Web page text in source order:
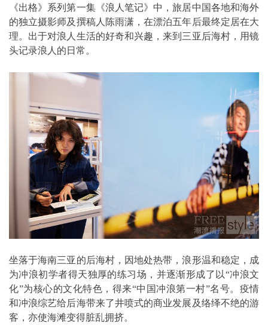
《出格》系列第一集《浪人笔记》中，旅居中国各地和海外
的独立摄影师及撰稿人陈雨潇，在漂泊五年后最终定居在大
理。出于对浪人生活的好奇和兴趣，来到三亚后海村，用镜
头记录浪人的日常。
坐落于海南三亚的后海村，因地处热带，浪形温和稳定，成
为冲浪初学者得天独厚的练习场，并逐渐形成了以“冲浪文
化”为核心的文化特色，得来“中国冲浪第一村”名号。疫情
和冲浪综艺给后海带来了井喷式的商业发展及络绎不绝的游
客，亦使海滩变得脏乱拥挤。